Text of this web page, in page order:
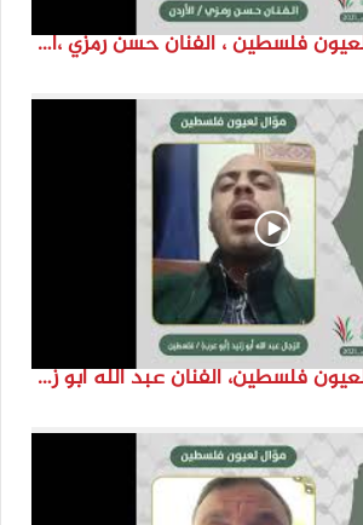
انتماء2021: موال لعيون فلسطين ، الفنان حسن رمزي ،الاردن
انتماء2021: موال لعيون فلسطين، الفنان عبد الله ابو زنيد، فلسطين